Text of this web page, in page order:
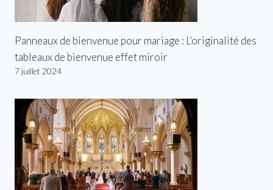
Panneaux de bienvenue pour mariage : L’originalité des
tableaux de bienvenue effet miroir
7 juillet 2024